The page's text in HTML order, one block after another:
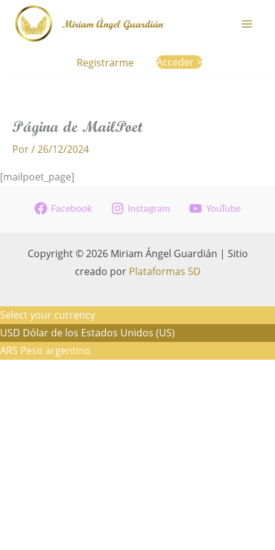
contenido
Miriam Ángel Guardián
Registrarme Acceder >
Página de MailPoet
Por/26/12/2024
[mailpoet_page]
Facebook Instagram YouTube
Copyright © 2026 Miriam Ángel Guardián | Sitio
creado por Plataformas 5D
Select your currency
USD Dólar de los Estados Unidos (US)
ARS Peso argentino